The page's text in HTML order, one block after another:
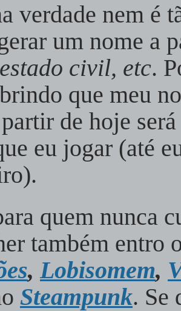
verdade nem é
um nome a
civil, etc.
que meu
de hoje
eu jogar (até
quem nunca
também entro
, Lobisomem,
Steampunk. Se